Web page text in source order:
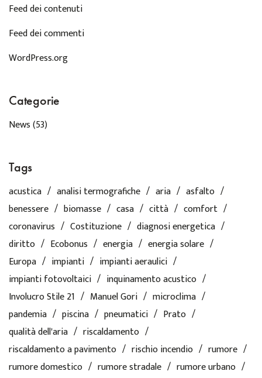
Feed dei contenuti
Feed dei commenti
WordPress.org
Categorie
News(53)
Tags
acustica analisi termografiche aria
asfalto
benessere
biomasse casa città
comfort
coronavirus
Costituzione
diagnosi energetica
diritto
Ecobonus energia
energia solare
Europa
impianti
impianti aeraulici
impianti fotovoltaici
inquinamento acustico
Involucro Stile 21
Manuel Gori
microclima
pandemia
piscina pneumatici
Prato
qualità dell'aria
riscaldamento
riscaldamento a pavimento
rischio incendio
rumore
rumore domestico
rumore stradale
rumore urbano